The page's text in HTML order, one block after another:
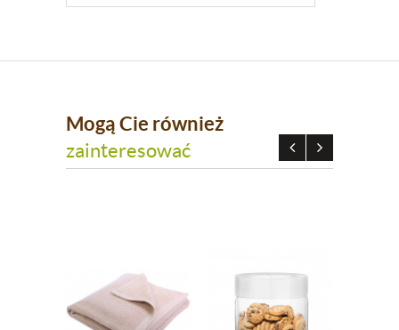
Mogą Cie również
zainteresować